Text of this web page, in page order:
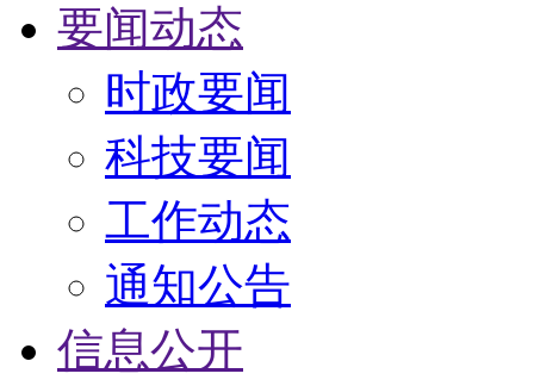
要闻动态
时政要闻
科技要闻
工作动态
通知公告
信息公开